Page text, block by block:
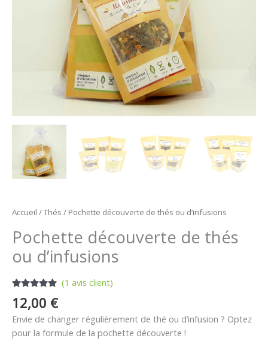
Accueil /Thés / Pochette découverte de thés ou d’infusions
Pochette découverte de thés
ou d’infusions
sur 5
basé sur
notation
(1 avis client)
12,00 €
Envie de changer régulièrement de thé ou d’infusion ? Optez
pour la formule de la pochette découverte !